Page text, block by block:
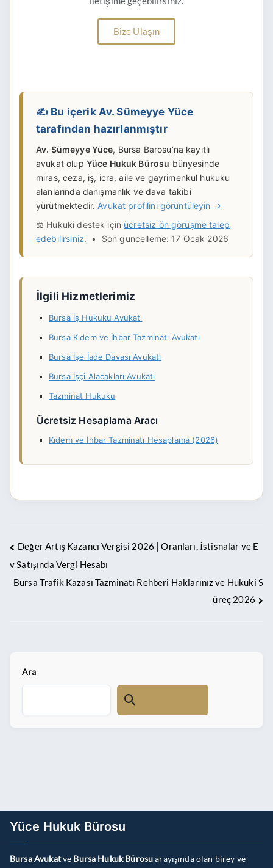
Bize Ulaşın
✍️ Bu içerik Av. Sümeyye Yüce
tarafından hazırlanmıştır
Av. Sümeyye Yüce, Bursa Barosu’na kayıtlı
avukat olup Yüce Hukuk Bürosu bünyesinde
miras, ceza, iş, icra, aile ve gayrimenkul hukuku
alanlarında danışmanlık ve dava takibi
yürütmektedir. Avukat profilini görüntüleyin →
⚖️ Hukuki destek için ücretsiz ön görüşme talep
edebilirsiniz. • Son güncelleme: 17 Ocak 2026
İlgili Hizmetlerimiz
Bursa İş Hukuku Avukatı
Bursa Kıdem ve İhbar Tazminatı Avukatı
Bursa İşe İade Davası Avukatı
Bursa İşçi Alacakları Avukatı
Tazminat Hukuku
Ücretsiz Hesaplama Aracı
Kıdem ve İhbar Tazminatı Hesaplama (2026)
Değer Artış Kazancı Vergisi 2026 | Oranları, İstisnalar ve E
v Satışında Vergi Hesabı
Bursa Trafik Kazası Tazminatı Rehberi Haklarınız ve Hukuki S
üreç 2026
Ara
Yüce Hukuk Bürosu
Bursa Avukatve Bursa Hukuk Bürosuarayışında olan birey ve